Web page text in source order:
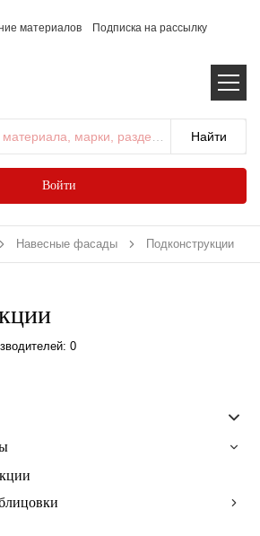
материалов
Подписка на рассылку
марки, раздела...
Войти
Навесные фасады Подконструкции
0